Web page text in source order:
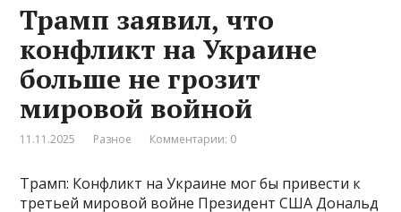
Трамп заявил, что
конфликт на Украине
больше не грозит
мировой войной
11.11.2025 Разное Комментарии: 0
Трамп: Конфликт на Украине мог бы привести к
третьей мировой войне Президент США Дональд